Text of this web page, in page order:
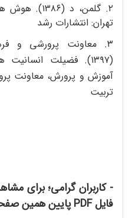
۲. گلمن، د
تهران: انتشارات رشد
۳. معاونت پرورشی و
(۱۳۹۷). فضیلت
آموزش و پرورش، معاونت
تربیت
- کاربران گرامی؛ برای
فایل PDF پایین همین صفحه مراجعه فرمایید.